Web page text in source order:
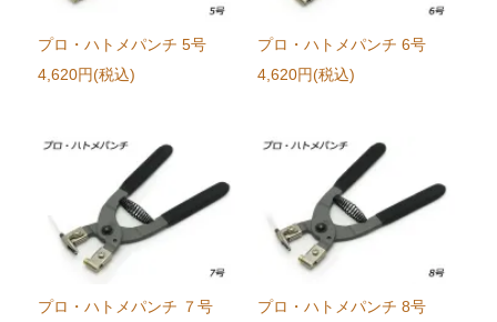
プロ・ハトメパンチ 5号
4,620円(税込)
プロ・ハトメパンチ 6号
4,620円(税込)
プロ・ハトメパンチ ７号
プロ・ハトメパンチ 8号